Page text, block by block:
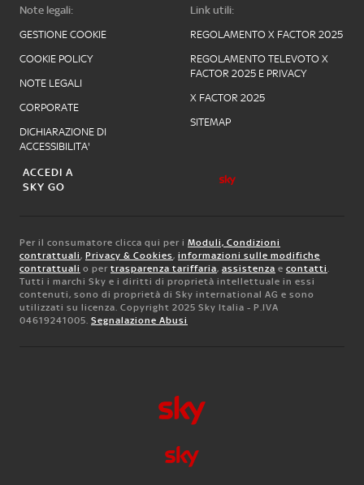
Note legali:
GESTIONE COOKIE
COOKIE POLICY
NOTE LEGALI
CORPORATE
DICHIARAZIONE DI
ACCESSIBILITA'
Link utili:
REGOLAMENTO X FACTOR 2025
REGOLAMENTO TELEVOTO X
FACTOR 2025 E PRIVACY
X FACTOR 2025
SITEMAP
ACCEDI A
SKY GO
Per il consumatore clicca qui per i Moduli, Condizioni
contrattuali, Privacy & Cookies, informazioni sulle modifiche
contrattuali o per trasparenza tariffaria, assistenza e contatti.
Tutti i marchi Sky e i diritti di proprietà intellettuale in essi
contenuti, sono di proprietà di Sky international AG e sono
utilizzati su licenza. Copyright 2025 Sky Italia - P.IVA
04619241005. Segnalazione Abusi